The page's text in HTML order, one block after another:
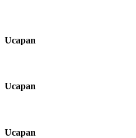
Ucapan
Ucapan
Ucapan